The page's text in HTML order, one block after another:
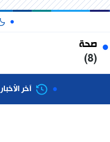
صحة
(8)
آخر الأخبار